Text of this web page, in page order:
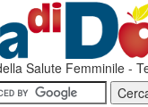
Salute Femminile -